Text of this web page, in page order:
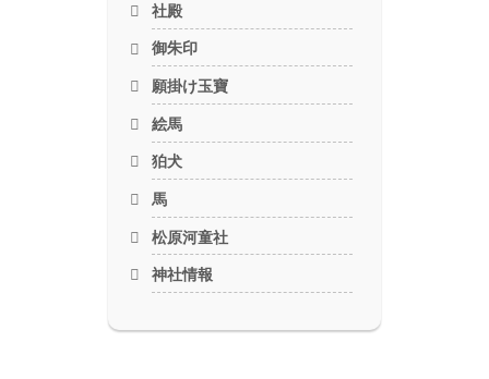
社殿
御朱印
願掛け玉寶
絵馬
狛犬
馬
松原河童社
神社情報